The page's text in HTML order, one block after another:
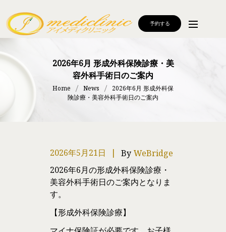
予約する
2026年6月 形成外科保険診療・美
容外科手術日のご案内
Home News
2026年6月 形成外科保
険診療・美容外科手術日のご案内
2026年5月21日 By WeBridge
2026年6月の形成外科保険診療・
美容外科手術日のご案内となりま
す。
【形成外科保険診療】